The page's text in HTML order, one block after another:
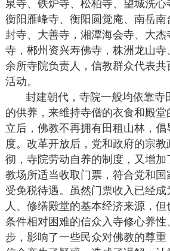
泉寺、铁炉寺、松柏寺、望城洗心
衡阳雁峰寺、衡阳圆觉庵、南岳南
封寺、大善寺，湘潭海会寺、大
寺，郴州资兴寿佛寺，株洲龙山寺
余所寺院负责人，信教群众代表共
活动。
封建朝代，寺院一般均依靠寺
的供养，来维持寺僧的衣食和殿
立后，佛教不再拥有田租山林，倡
度。改革开放后，党和政府的宗
彻，寺院劳动自养的制度，又增
教场所适当收取门票，符合党和
受免税待遇。虽然门票收入已经成
人、修缮殿堂的基本经济来源，
条件相对困难的信众入寺修心养
步，影响了一些民众对佛教的尊